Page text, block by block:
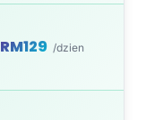
RM129 /dzien